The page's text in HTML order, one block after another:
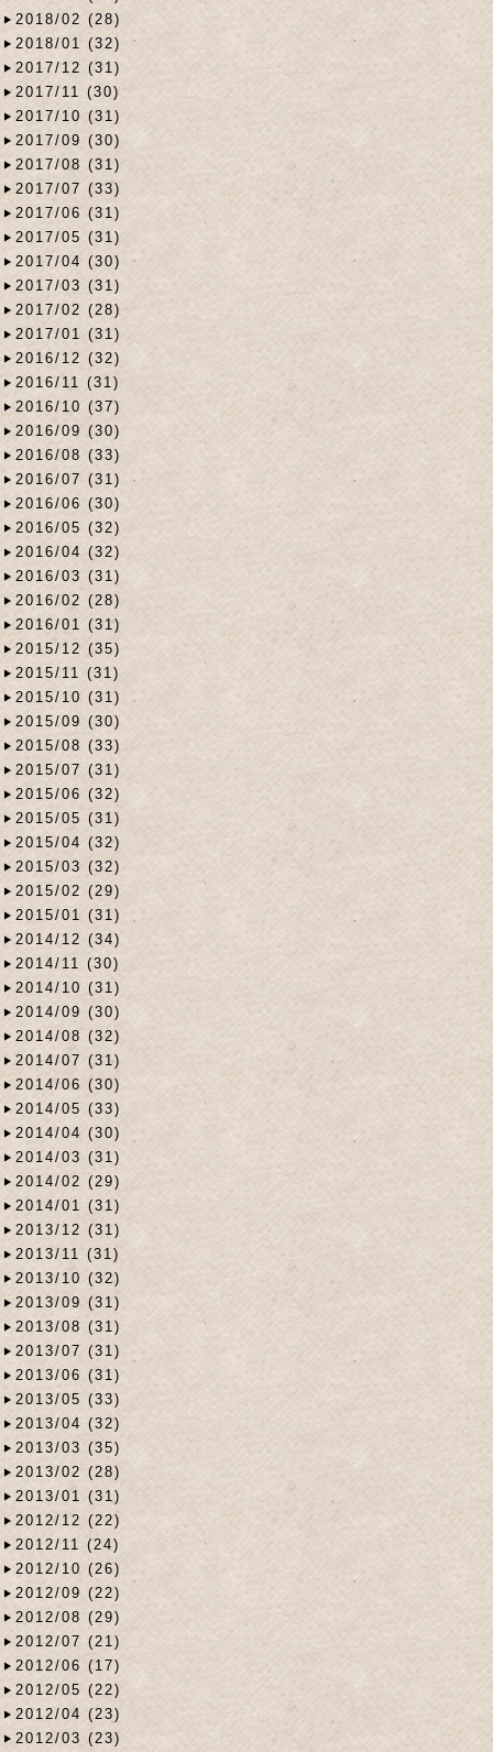
2018/02 (28)
2018/01 (32)
2017/12 (31)
2017/11 (30)
2017/10 (31)
2017/09 (30)
2017/08 (31)
2017/07 (33)
2017/06 (31)
2017/05 (31)
2017/04 (30)
2017/03 (31)
2017/02 (28)
2017/01 (31)
2016/12 (32)
2016/11 (31)
2016/10 (37)
2016/09 (30)
2016/08 (33)
2016/07 (31)
2016/06 (30)
2016/05 (32)
2016/04 (32)
2016/03 (31)
2016/02 (28)
2016/01 (31)
2015/12 (35)
2015/11 (31)
2015/10 (31)
2015/09 (30)
2015/08 (33)
2015/07 (31)
2015/06 (32)
2015/05 (31)
2015/04 (32)
2015/03 (32)
2015/02 (29)
2015/01 (31)
2014/12 (34)
2014/11 (30)
2014/10 (31)
2014/09 (30)
2014/08 (32)
2014/07 (31)
2014/06 (30)
2014/05 (33)
2014/04 (30)
2014/03 (31)
2014/02 (29)
2014/01 (31)
2013/12 (31)
2013/11 (31)
2013/10 (32)
2013/09 (31)
2013/08 (31)
2013/07 (31)
2013/06 (31)
2013/05 (33)
2013/04 (32)
2013/03 (35)
2013/02 (28)
2013/01 (31)
2012/12 (22)
2012/11 (24)
2012/10 (26)
2012/09 (22)
2012/08 (29)
2012/07 (21)
2012/06 (17)
2012/05 (22)
2012/04 (23)
2012/03 (23)